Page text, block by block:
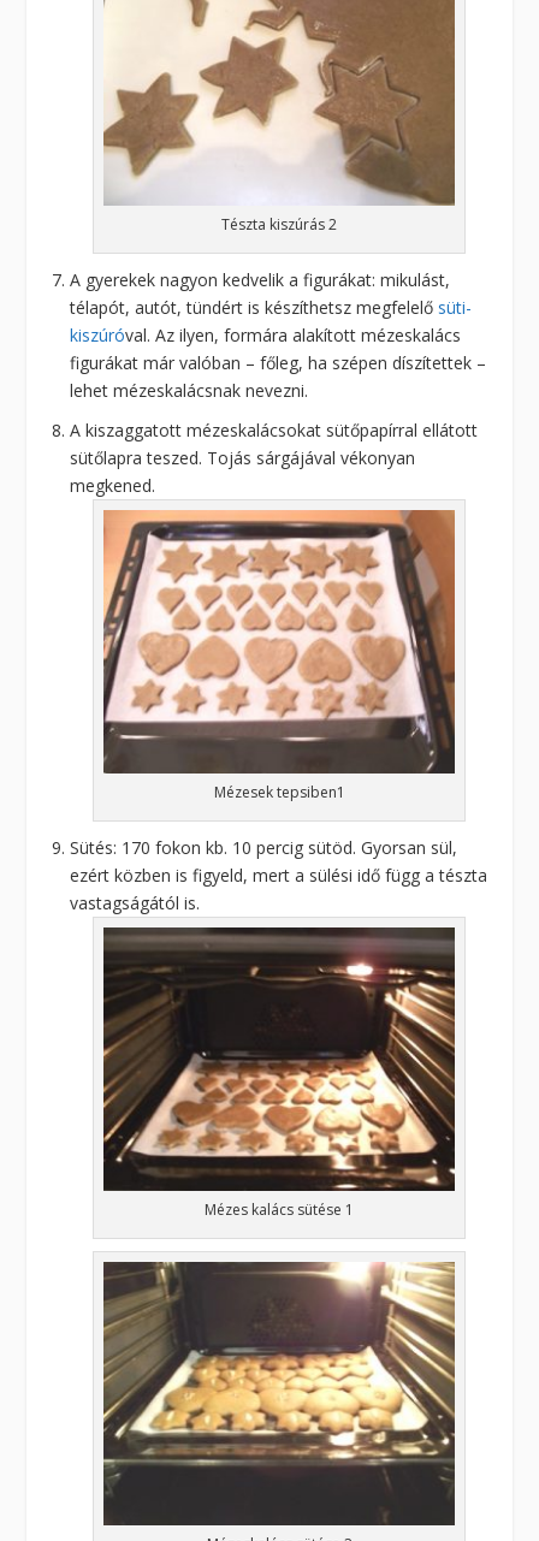
Tészta kiszúrás 2
A gyerekek nagyon kedvelik a figurákat: mikulást,
télapót, autót, tündért is készíthetsz megfelelő süti-
kiszúróval. Az ilyen, formára alakított mézeskalács
figurákat már valóban – főleg, ha szépen díszítettek –
lehet mézeskalácsnak nevezni.
A kiszaggatott mézeskalácsokat sütőpapírral ellátott
sütőlapra teszed. Tojás sárgájával vékonyan
megkened.
Mézesek tepsiben1
Sütés: 170 fokon kb. 10 percig sütöd. Gyorsan sül,
ezért közben is figyeld, mert a sülési idő függ a tészta
vastagságától is.
Mézes kalács sütése 1